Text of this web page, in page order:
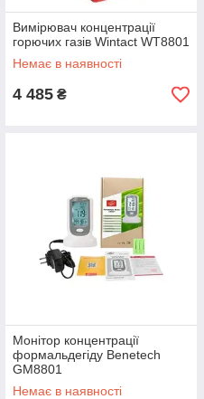
Вимірювач концентрації
горючих газів Wintact WT8801
Немає в наявності
4 485 ₴
Монітор концентрації
формальдегіду Benetech
GM8801
Немає в наявності